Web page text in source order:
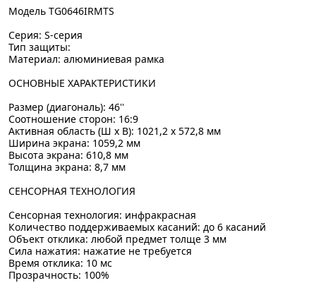
Модель TG0646IRMTS
Серия: S-серия
Тип защиты:
Материал: алюминиевая рамка
ОСНОВНЫЕ ХАРАКТЕРИСТИКИ
Размер (диагональ): 46''
Соотношение сторон: 16:9
Активная область (Ш x В): 1021,2 x 572,8 мм
Ширина экрана: 1059,2 мм
Высота экрана: 610,8 мм
Толщина экрана: 8,7 мм
СЕНСОРНАЯ ТЕХНОЛОГИЯ
Сенсорная технология: инфракрасная
Количество поддерживаемых касаний: до 6 касаний
Объект отклика: любой предмет толще 3 мм
Сила нажатия: нажатие не требуется
Время отклика: 10 мс
Прозрачность: 100%